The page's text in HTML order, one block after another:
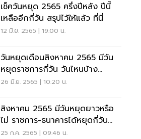
เช็ควันหยุด 2565 ครึ่งปีหลัง ปีนี้
เหลืออีกกี่วัน สรุปไว้ให้แล้ว ที่นี่
12 มิ.ย. 2565 | 19:00 น.
วันหยุดเดือนสิงหาคม 2565 มีวัน
หยุดราชการกี่วัน วันไหนบ้าง
อัพเดทล่าสุด
26 มิ.ย. 2565 | 10:20 น.
สิงหาคม 2565 มีวันหยุดยาวหรือ
ไม่ ราชการ-ธนาคารได้หยุดกี่วัน
เช็คที่นี่
25 ก.ค. 2565 | 09:46 น.